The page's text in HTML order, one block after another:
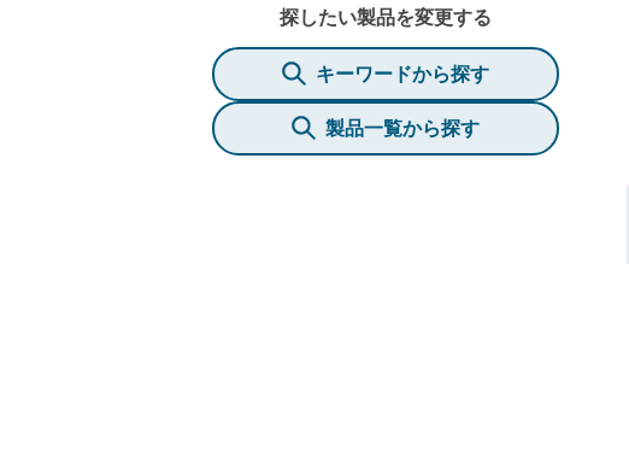
探したい製品を変更する
キーワードから探す
製品一覧から探す